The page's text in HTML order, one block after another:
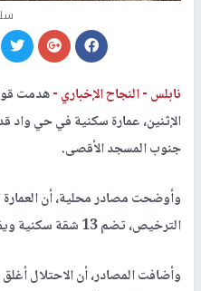
نابلس -النجاح الإخباري -هدمت
الإثنين، عمارة سكنية في حي
جنوب المسجد الأقصى.
وأوضحت مصادر محلية، أن
الترخيص، تضم 13 شقة سكنية ويقطنها حوالي 100 شخص.
وأضافت المصادر، أن الاحتلال